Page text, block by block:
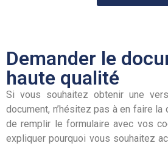
Demander le
haute qualité
Si vous souhaitez obtenir une
document, n’hésitez pas à en faire
de remplir le formulaire avec vos
expliquer pourquoi vous souhaitez